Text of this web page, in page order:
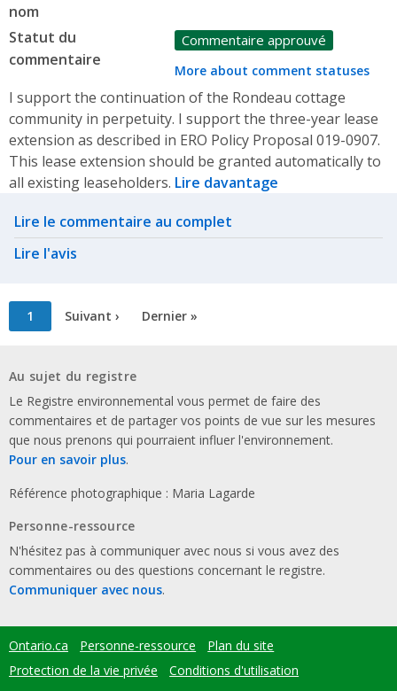
nom
Statut du
commentaire
Commentaire approuvé
More about comment statuses
I support the continuation of the Rondeau cottage
community in perpetuity. I support the three-year lease
extension as described in ERO Policy Proposal 019-0907.
This lease extension should be granted automatically to
all existing leaseholders. Lire davantage
Related actions
Lire le commentaire au complet
Lire l'avis
Pagination
Page
courante
1
Page
Suivant ›
Dernière
Dernier »
Au sujet du registre
Le Registre environnemental vous permet de faire des
commentaires et de partager vos points de vue sur les mesures
que nous prenons qui pourraient influer l'environnement.
Pour en savoir plus.
Référence photographique : Maria Lagarde
Personne-ressource
N'hésitez pas à communiquer avec nous si vous avez des
commentaires ou des questions concernant le registre.
Communiquer avec nous.
Footer
menu
Ontario.ca Personne-ressource
Plan du site
Protection de la vie privée
Conditions d'utilisation